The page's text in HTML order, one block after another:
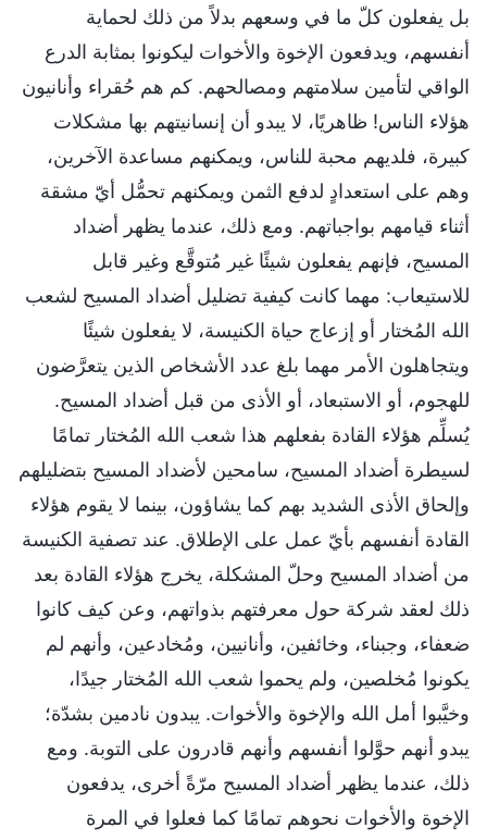
بل يفعلون كلّ ما في وسعهم بدلاً من ذلك لحماية
أنفسهم، ويدفعون الإخوة والأخوات ليكونوا بمثابة الدرع
الواقي لتأمين سلامتهم ومصالحهم. كم هم حُقراء وأنانيون
هؤلاء الناس! ظاهريًا، لا يبدو أن إنسانيتهم بها مشكلات
كبيرة، فلديهم محبة للناس، ويمكنهم مساعدة الآخرين،
وهم على استعدادٍ لدفع الثمن ويمكنهم تحمُّل أيّ مشقة
أثناء قيامهم بواجباتهم. ومع ذلك، عندما يظهر أضداد
المسيح، فإنهم يفعلون شيئًا غير مُتوقَّع وغير قابل
للاستيعاب: مهما كانت كيفية تضليل أضداد المسيح لشعب
الله المُختار أو إزعاج حياة الكنيسة، لا يفعلون شيئًا
ويتجاهلون الأمر مهما بلغ عدد الأشخاص الذين يتعرَّضون
للهجوم، أو الاستبعاد، أو الأذى من قبل أضداد المسيح.
يُسلِّم هؤلاء القادة بفعلهم هذا شعب الله المُختار تمامًا
لسيطرة أضداد المسيح، سامحين لأضداد المسيح بتضليلهم
وإلحاق الأذى الشديد بهم كما يشاؤون، بينما لا يقوم هؤلاء
القادة أنفسهم بأيّ عمل على الإطلاق. عند تصفية الكنيسة
من أضداد المسيح وحلّ المشكلة، يخرج هؤلاء القادة بعد
ذلك لعقد شركة حول معرفتهم بذواتهم، وعن كيف كانوا
ضعفاء، وجبناء، وخائفين، وأنانيين، ومُخادعين، وأنهم لم
يكونوا مُخلصين، ولم يحموا شعب الله المُختار جيدًا،
وخيَّبوا أمل الله والإخوة والأخوات. يبدون نادمين بشدّة؛
يبدو أنهم حوَّلوا أنفسهم وأنهم قادرون على التوبة. ومع
ذلك، عندما يظهر أضداد المسيح مرّةً أخرى، يدفعون
الإخوة والأخوات نحوهم تمامًا كما فعلوا في المرة